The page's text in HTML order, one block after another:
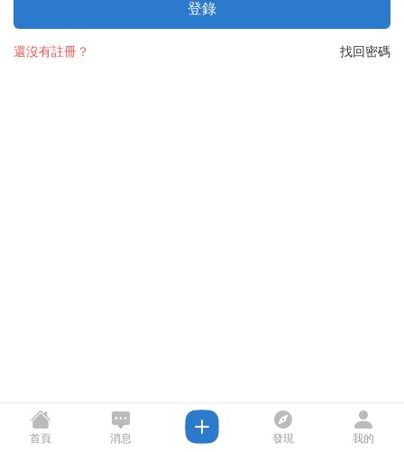
登錄
找回密碼
還沒有註冊？
首頁 消息 發現 我的